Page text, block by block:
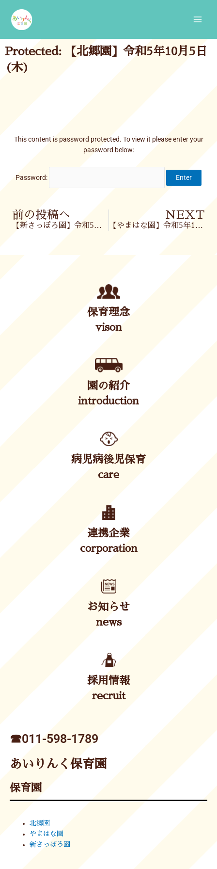
content
Protected: 【北郷園】令和5年10月5日
(木)
This content is password protected. To view it please enter your
password below:
Password:
Prev
前の投稿へ
【新さっぽろ園】令和5年10月4日(水)
NEXT
【やまはな園】令和5年10月5日(木)
保育理念
vison
園の紹介
introduction
病児病後児保育
care
連携企業
corporation
お知らせ
news
採用情報
recruit
☎︎011-598-1789
あいりんく保育園
保育園
北郷園
やまはな園
新さっぽろ園